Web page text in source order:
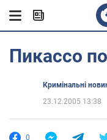
Пикассо
Кримінальні
23.12.2005 13:38
0